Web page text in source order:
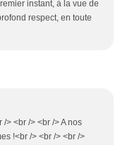
instant, à la vue de
respect, en toute
> <br /> <br /> A nos
!<br /> <br /> <br />